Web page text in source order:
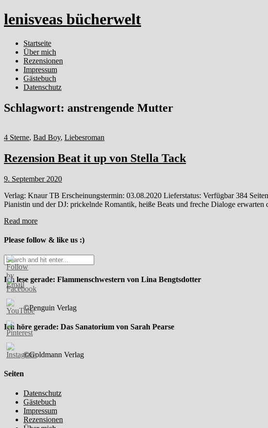
lenisveas bücherwelt
Startseite
Über mich
Rezensionen
Impressum
Gästebuch
Datenschutz
Schlagwort: anstrengende Mutter
4 Sterne, Bad Boy, Liebesroman
Rezension Beat it up von Stella Tack
9. September 2020
Verlag: Knaur TB Erscheinungstermin: 03.08.2020 Lieferstatus: Verfügbar 384
Pianistin und der DJ: prickelnde Romantik, heiße Beats und freche Dialoge
Read more
Please follow & like us :)
Ich lese gerade: Flammenschwestern von Lina Bengtsdotter
©Penguin Verlag
Ich höre gerade: Das Sanatorium von Sarah Pearse
©Goldmann Verlag
Seiten
Datenschutz
Gästebuch
Impressum
Rezensionen